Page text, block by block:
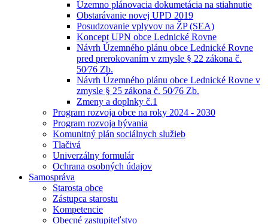
Územno plánovacia dokumetácia na stiahnutie
Obstarávanie novej UPD 2019
Posudzovanie vplyvov na ŽP (SEA)
Koncept UPN obce Lednické Rovne
Návrh Územného plánu obce Lednické Rovne
pred prerokovaním v zmysle § 22 zákona č.
50⁄76 Zb.
Návrh Územného plánu obce Lednické Rovne v
zmysle § 25 zákona č. 50⁄76 Zb.
Zmeny a doplnky č.1
Program rozvoja obce na roky 2024 - 2030
Program rozvoja bývania
Komunitný plán sociálnych služieb
Tlačivá
Univerzálny formulár
Ochrana osobných údajov
Samospráva
Starosta obce
Zástupca starostu
Kompetencie
Obecné zastupiteľstvo